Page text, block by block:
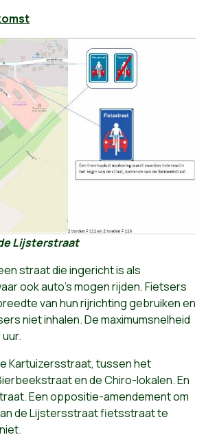
Lijsterstraat
straat die ingericht is als
ook auto’s mogen rijden. Fietsers
van hun rijrichting gebruiken en
niet inhalen. De maximumsnelheid
Kartuizersstraat, tussen het
en de Chiro-lokalen. En
Een oppositie-amendement om
de Lijstersstraat fietsstraat te